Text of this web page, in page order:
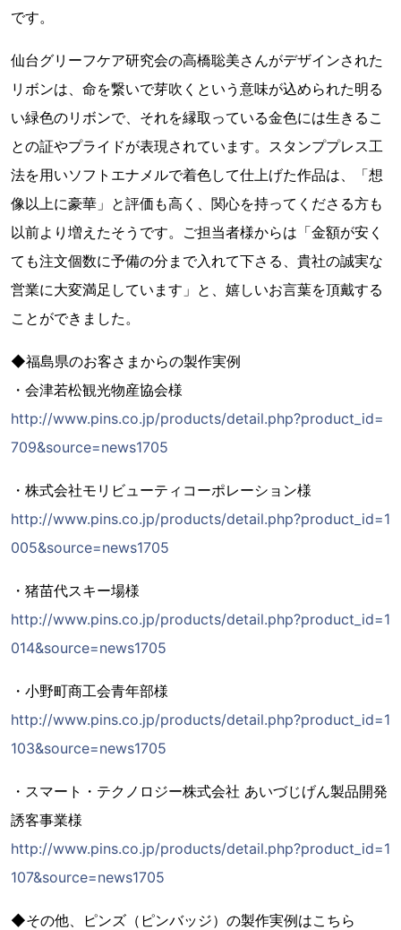
です。
仙台グリーフケア研究会の高橋聡美さんがデザインされた
リボンは、命を繋いで芽吹くという意味が込められた明る
い緑色のリボンで、それを縁取っている金色には生きるこ
との証やプライドが表現されています。スタンププレス工
法を用いソフトエナメルで着色して仕上げた作品は、「想
像以上に豪華」と評価も高く、関心を持ってくださる方も
以前より増えたそうです。ご担当者様からは「金額が安く
ても注文個数に予備の分まで入れて下さる、貴社の誠実な
営業に大変満足しています」と、嬉しいお言葉を頂戴する
ことができました。
◆福島県のお客さまからの製作実例
・会津若松観光物産協会様
http://www.pins.co.jp/products/detail.php?product_id=
709&source=news1705
・株式会社モリビューティコーポレーション様
http://www.pins.co.jp/products/detail.php?product_id=1
005&source=news1705
・猪苗代スキー場様
http://www.pins.co.jp/products/detail.php?product_id=1
014&source=news1705
・小野町商工会青年部様
http://www.pins.co.jp/products/detail.php?product_id=1
103&source=news1705
・スマート・テクノロジー株式会社 あいづじげん製品開発
誘客事業様
http://www.pins.co.jp/products/detail.php?product_id=1
107&source=news1705
◆その他、ピンズ（ピンバッジ）の製作実例はこちら